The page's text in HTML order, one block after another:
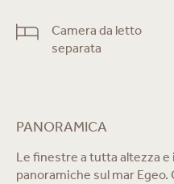
Camera da letto
separata
PANORAMICA
Le finestre a tutta altezza e
panoramiche sul mar Egeo.